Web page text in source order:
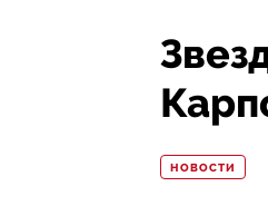
НОВОСТИ